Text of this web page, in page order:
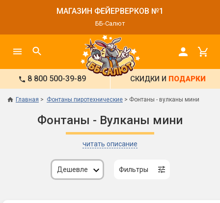
МАГАЗИН ФЕЙЕРВЕРКОВ №1
ББ-Салют
8 800 500-39-89 СКИДКИ И ПОДАРКИ
Главная Фонтаны пиротехнические Фонтаны - вулканы мини
Фонтаны - Вулканы мини
читать описание
Дешевле Фильтры